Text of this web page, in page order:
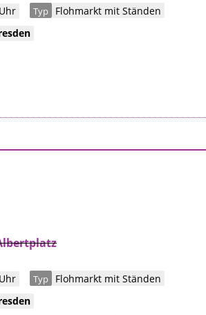
Typ Flohmarkt mit Ständen
Typ Flohmarkt mit Ständen